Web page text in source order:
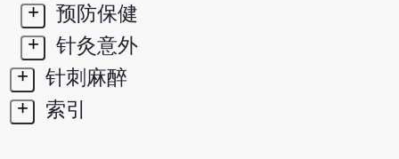
+
预防保健
+
针灸意外
+
针刺麻醉
+
索引